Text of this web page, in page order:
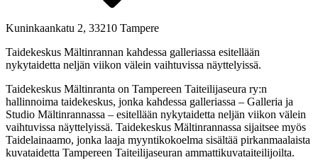
Kuninkaankatu 2, 33210 Tampere
Taidekeskus Mältinrannan kahdessa galleriassa esitellään
nykytaidetta neljän viikon välein vaihtuvissa näyttelyissä.
Taidekeskus Mältinranta on Tampereen Taiteilijaseura ry:n
hallinnoima taidekeskus, jonka kahdessa galleriassa – Galleria ja
Studio Mältinrannassa – esitellään nykytaidetta neljän viikon välein
vaihtuvissa näyttelyissä. Taidekeskus Mältinrannassa sijaitsee myös
Taidelainaamo, jonka laaja myyntikokoelma sisältää pirkanmaalaista
kuvataidetta Tampereen Taiteilijaseuran ammattikuvataiteilijoilta.